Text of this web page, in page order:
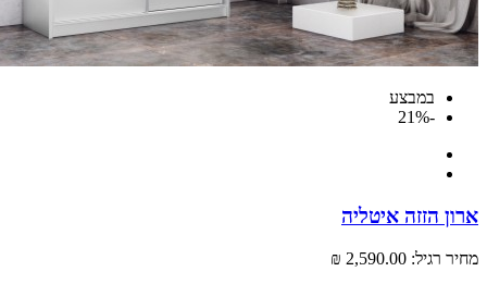
במבצע
הזזה איטליה
רגיל: 2,590.00 ₪